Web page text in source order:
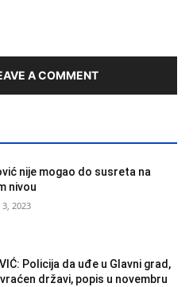
A COMMENT
nije mogao do susreta na
nivou
2023
Policija da uđe u Glavni grad,
državi, popis u novembru